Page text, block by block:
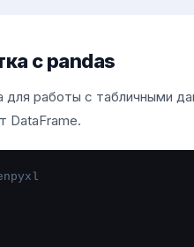
с pandas
для работы с табличными
DataFrame.